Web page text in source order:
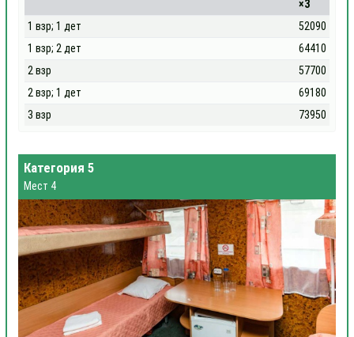
×3
1 взр; 1 дет
52090
1 взр; 2 дет
64410
2 взр
57700
2 взр; 1 дет
69180
3 взр
73950
Категория 5
Мест 4